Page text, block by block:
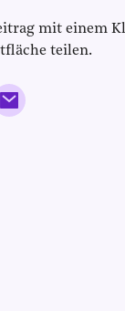
mit einem
teilen.